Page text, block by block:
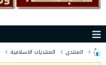
المنتدى المنتديات الاسلامية